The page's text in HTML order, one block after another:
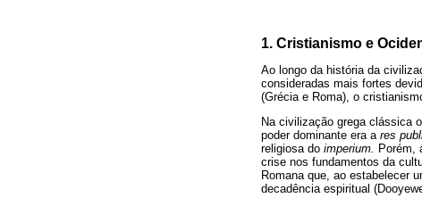
1. Cristianismo e
Ao longo da história da
consideradas mais fortes
(Grécia e Roma), o
Na civilização grega clássica
poder dominante era a res
religiosa do imperium. Porém,
crise nos fundamentos da
Romana que, ao estabelecer
decadência espiritual